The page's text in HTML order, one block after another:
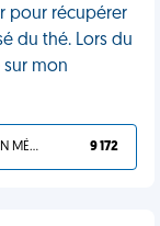
pour récupérer
du thé. Lors du
sur mon
TU L'AS BIEN MÉRITÉ 9 172